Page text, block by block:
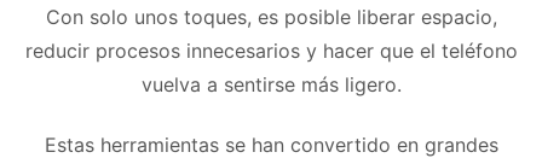
Con solo unos toques, es posible liberar espacio,
reducir procesos innecesarios y hacer que el teléfono
vuelva a sentirse más ligero.
Estas herramientas se han convertido en grandes